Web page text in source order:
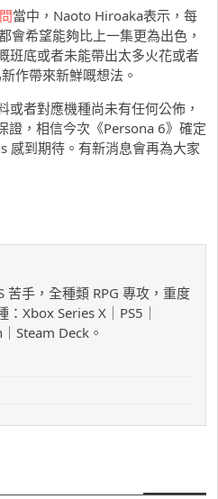
當中，Naoto Hiroaka表示，每
會希望能夠比上一集更為出色，
班底或者未能帶出太多火花或者
作帶來新鮮嘅想法。
或者對應機種尚未有任何公佈，
證，相信今次《Persona 6》確定
感到期待。有新消息會再為大家
苦手，全種類 RPG 專攻，重度
Xbox Series X｜PS5｜
Steam Deck。